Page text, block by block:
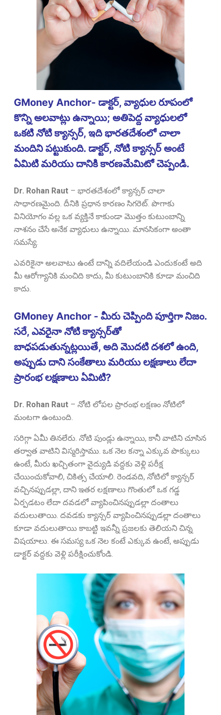
GMoney Anchor- డాక్టర్, వ్యాధుల రూపంలో
కొన్ని అలవాట్లు ఉన్నాయి; అతిపెద్ద వ్యాధులలో
ఒకటి నోటి క్యాన్సర్, ఇది భారతదేశంలో చాలా
మందిని పట్టుకుంది. డాక్టర్, నోటి క్యాన్సర్ అంటే
ఏమిటి మరియు దానికి కారణమేమిటో చెప్పండి.
Dr. Rohan Raut – భారతదేశంలో క్యాన్సర్ చాలా
సాధారణమైంది. దీనికి ప్రధాన కారణం సిగరెట్. పొగాకు
వినియోగం వల్ల ఒక వ్యక్తినే కాకుండా మొత్తం కుటుంబాన్ని
నాశనం చేసే అనేక వ్యాధులు ఉన్నాయి. మానసికంగా అంతా
సమస్యే.
ఎవరికైనా అలవాటు ఉంటే దాన్ని వదిలేయండి ఎందుకంటే అది
మీ ఆరోగ్యానికి మంచిది కాదు, మీ కుటుంబానికి కూడా మంచిది
కాదు.
GMoney Anchor - మీరు చెప్పింది పూర్తిగా నిజం.
సరే, ఎవరైనా నోటి క్యాన్సర్‌తో
బాధపడుతున్నట్లయితే, అది మొదటి దశలో ఉంది,
అప్పుడు దాని సంకేతాలు మరియు లక్షణాలు లేదా
ప్రారంభ లక్షణాలు ఏమిటి?
Dr. Rohan Raut – నోటి లోపల ప్రారంభ లక్షణం నోటిలో
మంటగా ఉంటుంది.
సరిగ్గా ఏమీ తినలేరు. నోటి పుండ్లు ఉన్నాయి, కానీ వాటిని చూసిన
తర్వాత వాటిని విస్మరిస్తాము. ఒక నెల కన్నా ఎక్కువ పొక్కులు
ఉంటే, మీరు ఖచ్చితంగా వైద్యుడి వద్దకు వెళ్లి పరీక్ష
చేయించుకోవాలి, చికిత్స చేయాలి. రెండవది, నోటిలో క్యాన్సర్
వచ్చినప్పుడల్లా, దాని ఇతర లక్షణాలు గొంతులో ఒక గడ్డ
ఏర్పడటం లేదా దవడలో వ్యాపించినప్పుడల్లా దంతాలు
వదులుతాయి. దవడకు క్యాన్సర్ వ్యాపించినప్పుడల్లా దంతాలు
కూడా వదులుతాయి కాబట్టి ఇవన్నీ ప్రజలకు తెలియని చిన్న
విషయాలు. ఈ సమస్య ఒక నెల కంటే ఎక్కువ ఉంటే, అప్పుడు
డాక్టర్ వద్దకు వెళ్లి పరీక్షించుకోండి.